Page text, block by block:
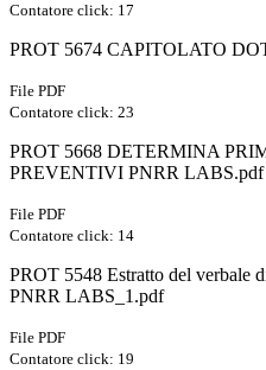
Contatore click: 17
PROT 5674 CAPITOLATO
File PDF
Contatore click: 23
PROT 5668 DETERMINA
PREVENTIVI PNRR LABS.pdf
File PDF
Contatore click: 14
PROT 5548 Estratto del verbale
PNRR LABS_1.pdf
File PDF
Contatore click: 19